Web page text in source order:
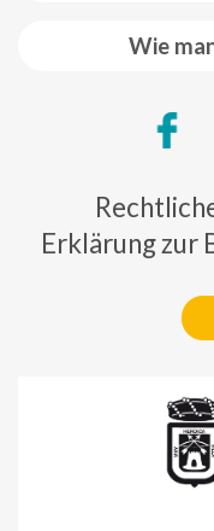
Wie
Erklärung zur